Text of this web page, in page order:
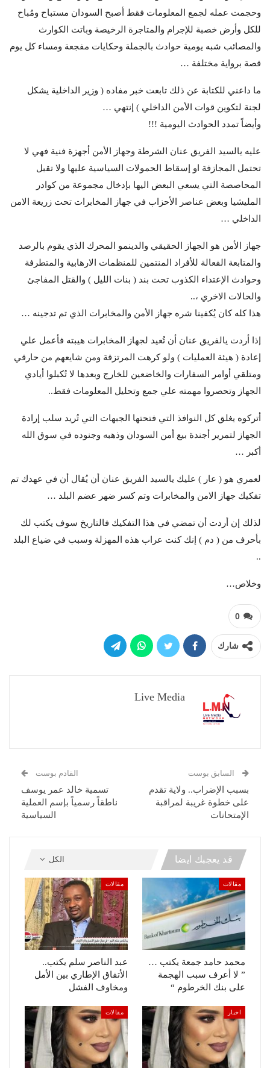
وحجمت عمله لجمع المعلومات فقط أصبح السودان مستباح ومُباح
للكل وأرض خصبة للإجرام والمتاجرة الرخيصة وباتت الكوارث
والمصائب شبه يومية حوادث بالجملة وحكايات مفجعة ومساء كل يوم
قصة برواية مختلفة …
ما داعني للكتابة عن ذلك تابعت خبر مفاده ( وزير الداخلية يشكل
لجنة لتكوين قوات الأمن الداخلي ) إنتهي …
وأيضاً تمدد الحوادث اليومية !!!
عليه يالسيد الفريق عنان الشرطة وجهاز الأمن أجهزة فنية فهي لا
تحتمل المجازفة او إسقاط الحمولات السياسية عليها ولا تقبل
المحاصصة التي يسعي البعض اليها بإدخال مجموعة من كوادر
المليشيا وبعض عناصر الأحزاب في جهاز المخابرات تحت زريعة الامن
الداخلي …
جهاز الأمن هو الجهاز الحقيقي والدينمو المحرك الذي يقوم بالرصد
والمتابعة الفعالة للأفراد المنتمين للمنظمات الارهابية والمتطرفة
وحوادث الإعتداء الكذوب تحت بند ( بنات الليل ) والقتل المفاجئ
والحالات الاخري ،..
هذا كله كان يُكفينا شره جهاز الأمن والمخابرات الذي تم تدجينه …
إذا أردت يالفريق عنان أن تُعيد لجهاز المخابرات هيبته فأعمل علي
إعادة ( هيئة العمليات ) ولو كرهت المرتزقة ومن شايعهم من حارقي
ومتلقي أوامر السفارات والخاضعين للخارج وبعدها لا تُكبلوا أيادي
الجهاز وتحصروا مهمته علي جمع وتحليل المعلومات فقط..
أتركوه يغلق كل النوافذ التي فتحتها الجبهات التي تُريد سلب إرادة
الجهاز لتمرير أجندة بيع أمن السودان وذهبه وجنوده في سوق الله
أكبر …
لعمري هو ( عار ) عليك يالسيد الفريق عنان أن يُقال أن في عهدك تم
تفكيك جهاز الامن والمخابرات وتم كسر ضهر عضم البلد …
لذلك إن أردت أن تمضي في هذا التفكيك فالتاريخ سوف يكتب لك
بأحرف من ( دم ) إنك كنت عراب هذه المهزلة وسبب في ضياع البلد
..
وخلاص…
0
شارك
Live Media
السابق بوست
بسبب الإضراب.. ولاية تقدم
على خطوة غريبة لمراقبة
الإمتحانات
القادم بوست
تسمية خالد عمر يوسف
ناطقاً رسمياً بإسم العملية
السياسية
الكل قد يعجبك ايضا
مقالات
محمد حامد جمعة يكتب …
” لا أعرف سبب الهجمة
على بنك الخرطوم “
مقالات
عبد الناصر سلم يكتب..
الأتفاق الإطاري بين الأمل
ومخاوف الفشل
اخبار مقالات